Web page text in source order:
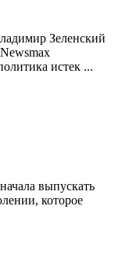
Зеленский
истек ...
выпускать
которое